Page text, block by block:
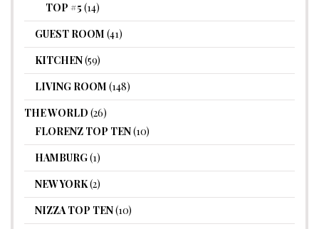
TOP #5 (14)
GUEST ROOM (41)
KITCHEN(59)
LIVING ROOM (148)
THE WORLD (26)
FLORENZ TOP TEN(10)
HAMBURG(1)
NEW YORK(2)
NIZZA TOP TEN(10)